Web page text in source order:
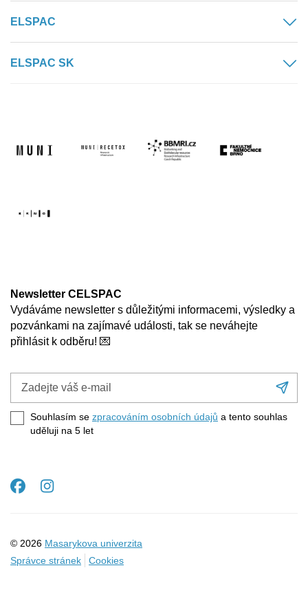
ELSPAC
ELSPAC SK
Newsletter CELSPAC
Vydáváme newsletter s důležitými informacemi, výsledky a
pozvánkami na zajímavé události, tak se neváhejte
přihlásit k odběru! 💌
e-
mail
Souhlasím se zpracováním osobních údajů a tento souhlas
uděluji na 5 let
© 2026 Masarykova univerzita
Správce stránek
Cookies
Facebook
Instagram